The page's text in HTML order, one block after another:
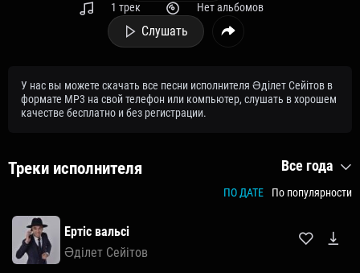
1 трек
Нет альбомов
Слушать
У нас вы можете скачать все песни исполнителя Әділет Сейітов в
формате MP3 на свой телефон или компьютер, слушать в хорошем
качестве бесплатно и без регистрации.
Треки исполнителя Все года
ПО ДАТЕ По популярности
Ертіс вальсі
Әділет Сейітов